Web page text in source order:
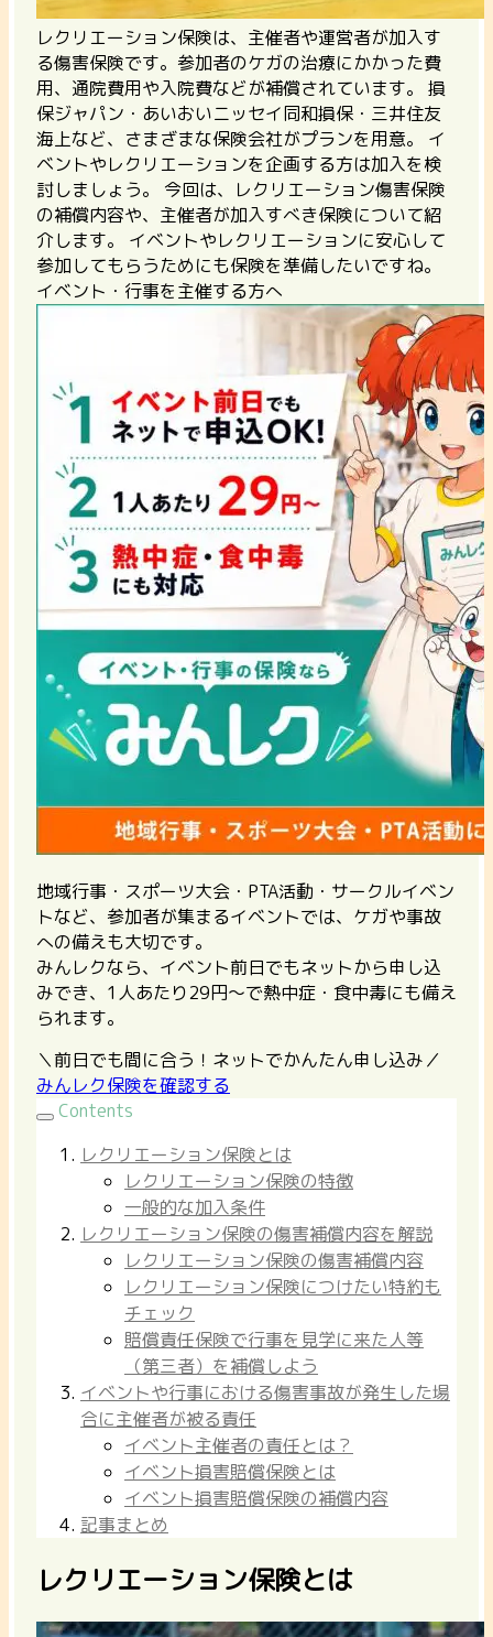
レクリエーション保険は、主催者や運営者が加入す
る傷害保険です。参加者のケガの治療にかかった費
用、通院費用や入院費などが補償されています。 損
保ジャパン・あいおいニッセイ同和損保・三井住友
海上など、さまざまな保険会社がプランを用意。 イ
ベントやレクリエーションを企画する方は加入を検
討しましょう。 今回は、レクリエーション傷害保険
の補償内容や、主催者が加入すべき保険について紹
介します。 イベントやレクリエーションに安心して
参加してもらうためにも保険を準備したいですね。
イベント・行事を主催する方へ
地域行事・スポーツ大会・PTA活動・サークルイベン
トなど、参加者が集まるイベントでは、ケガや事故
への備えも大切です。
みんレクなら、イベント前日でもネットから申し込
みでき、1人あたり29円〜で熱中症・食中毒にも備え
られます。
＼前日でも間に合う！ネットでかんたん申し込み／
みんレク保険を確認する
Contents
レクリエーション保険とは
レクリエーション保険の特徴
一般的な加入条件
レクリエーション保険の傷害補償内容を解説
レクリエーション保険の傷害補償内容
レクリエーション保険につけたい特約も
チェック
賠償責任保険で行事を見学に来た人等
（第三者）を補償しよう
イベントや行事における傷害事故が発生した場
合に主催者が被る責任
イベント主催者の責任とは？
イベント損害賠償保険とは
イベント損害賠償保険の補償内容
記事まとめ
レクリエーション保険とは